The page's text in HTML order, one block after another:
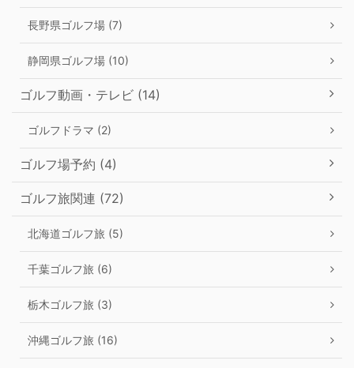
長野県ゴルフ場 (7)
静岡県ゴルフ場 (10)
ゴルフ動画・テレビ (14)
ゴルフドラマ (2)
ゴルフ場予約 (4)
ゴルフ旅関連 (72)
北海道ゴルフ旅 (5)
千葉ゴルフ旅 (6)
栃木ゴルフ旅 (3)
沖縄ゴルフ旅 (16)